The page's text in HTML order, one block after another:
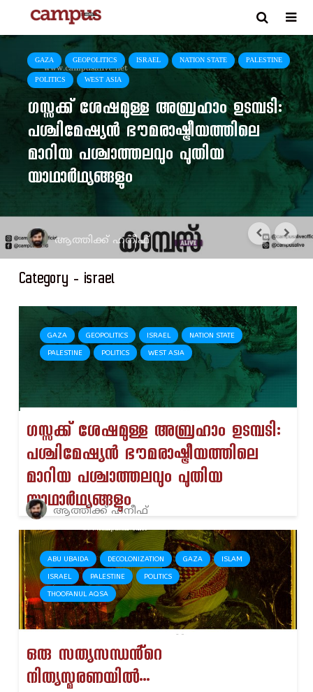
GAZA GEOPOLITICS ISRAEL NATION STATE PALESTINE
POLITICS WEST ASIA
ഗസ്സക്ക് ശേഷമുള്ള അബ്രഹാം ഉടമ്പടി:
പശ്ചിമേഷ്യൻ ഭൗമരാഷ്ട്രീയത്തിലെ
മാറിയ പശ്ചാത്തലവും പുതിയ
യാഥാർഥ്യങ്ങളും
ആത്തിക്ക് ഹനീഫ്
Category - israel
GAZA GEOPOLITICS ISRAEL NATION STATE
PALESTINE POLITICS WEST ASIA
ഗസ്സക്ക് ശേഷമുള്ള അബ്രഹാം ഉടമ്പടി:
പശ്ചിമേഷ്യൻ ഭൗമരാഷ്ട്രീയത്തിലെ
മാറിയ പശ്ചാത്തലവും പുതിയ
യാഥാർഥ്യങ്ങളും
ആത്തിക്ക് ഹനീഫ്
ABU UBAIDA DECOLONIZATION GAZA ISLAM
ISRAEL PALESTINE POLITICS
THOOFANUL AQSA
ഒരു സത്യസന്ധൻ്റെ
നിത്യസ്മരണയിൽ…